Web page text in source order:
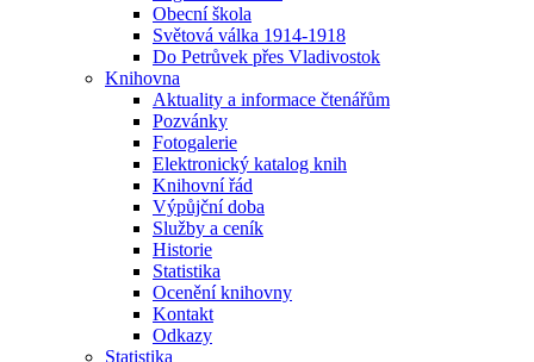
Obecní škola
Světová válka 1914-1918
Do Petrůvek přes Vladivostok
Knihovna
Aktuality a informace čtenářům
Pozvánky
Fotogalerie
Elektronický katalog knih
Knihovní řád
Výpůjční doba
Služby a ceník
Historie
Statistika
Ocenění knihovny
Kontakt
Odkazy
Statistika